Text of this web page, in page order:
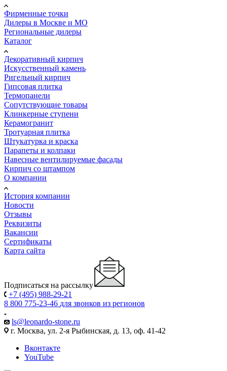
Фирменные точки
Дилеры в Москве и МО
Региональные дилеры
Каталог
Декоративный кирпич
Искусственный камень
Ригельный кирпич
Гипсовая плитка
Термопанели
Сопутствующие товары
Клинкерные ступени
Керамогранит
Тротуарная плитка
Штукатурка и краска
Парапеты и колпаки
Навесные вентилируемые фасады
Кирпич со штампом
О компании
История компании
Новости
Отзывы
Реквизиты
Вакансии
Сертификаты
Карта сайта
Подписаться на рассылку
+7 (495) 988-29-21
8 800 775-23-46 для звонков из регионов
ls@leonardo-stone.ru
г. Москва, ул. 2-я Рыбинская, д. 13, оф. 41-42
Вконтакте
YouTube